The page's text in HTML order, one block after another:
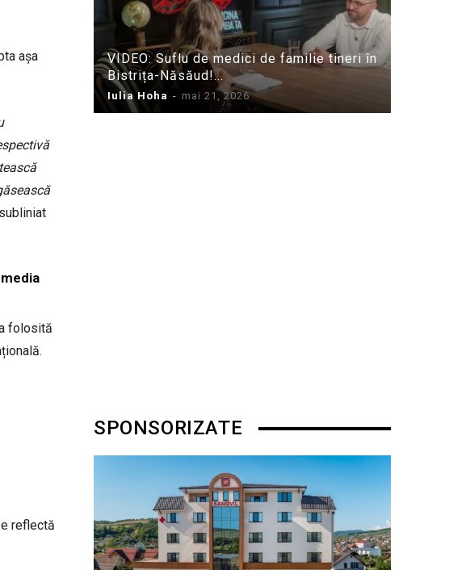
așa
folosită
reflectă
VIDEO: Suflu de medici de familie tineri în
Bistrița-Năsăud!...
Iulia Hoha - mai 21, 2026
SPONSORIZATE